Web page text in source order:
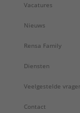
Vacatures
Nieuws
Rensa Family
Diensten
Veelgestelde
Contact